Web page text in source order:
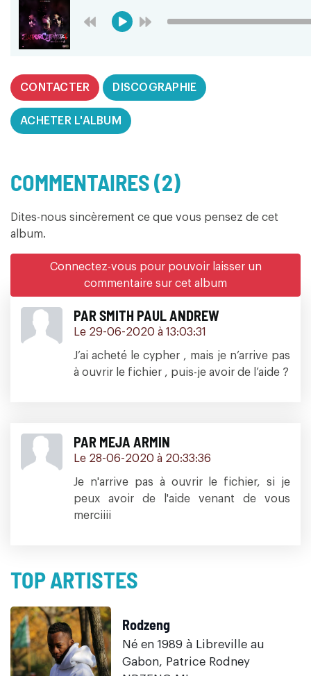
CONTACTER DISCOGRAPHIE
ACHETER L'ALBUM
COMMENTAIRES (2)
Dites-nous sincèrement ce que vous pensez de cet
album.
Connectez-vous pour pouvoir laisser un
commentaire sur cet album
PAR SMITH PAUL ANDREW
Le 29-06-2020 à 13:03:31
J’ai acheté le cypher , mais je n’arrive pas
à ouvrir le fichier , puis-je avoir de l’aide ?
PAR MEJA ARMIN
Le 28-06-2020 à 20:33:36
Je n'arrive pas à ouvrir le fichier, si je
peux avoir de l'aide venant de vous
merciiii
TOP ARTISTES
Rodzeng
Né en 1989 à Libreville au
Gabon, Patrice Rodney